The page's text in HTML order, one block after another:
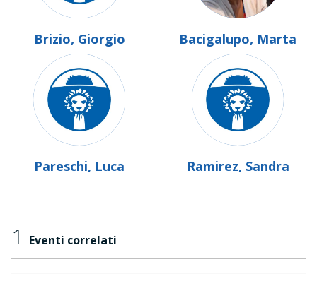
Brizio, Giorgio Bacigalupo, Marta
Pareschi, Luca Ramirez, Sandra
1 Eventi correlati